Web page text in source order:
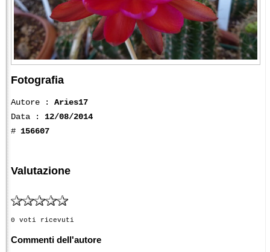
Fotografia
Autore : Aries17
Data : 12/08/2014
# 156607
Valutazione
0 voti ricevuti
Commenti dell'autore